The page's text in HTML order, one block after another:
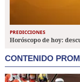
PREDICCIONES
Horóscopo de hoy:
CONTENIDO